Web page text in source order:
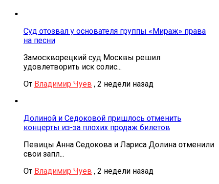
Суд отозвал у основателя группы «Мираж» права
на песни
Замоскворецкий суд Москвы решил
удовлетворить иск солис...
От Владимир Чуев , 2 недели назад
Долиной и Седоковой пришлось отменить
концерты из-за плохих продаж билетов
Певицы Анна Седокова и Лариса Долина отменили
свои запл...
От Владимир Чуев , 2 недели назад